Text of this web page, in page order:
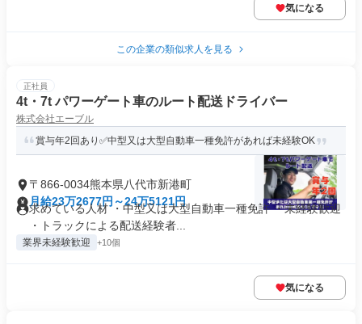
気になる
この企業の類似求人を見る
正社員
4t・7t パワーゲート車のルート配送ドライバー
株式会社エーブル
賞与年2回あり✅中型又は大型自動車一種免許があれば未経験OK
〒866-0034熊本県八代市新港町
月給23万2677円～24万5121円
求めている人材 ・中型又は大型自動車一種免許 ・未経験歓迎
・トラックによる配送経験者...
業界未経験歓迎 +10個
気になる